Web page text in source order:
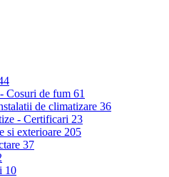
Cosuri de fum 61
de climatizare 36
- Certificari 23
si exterioare 205
37
10